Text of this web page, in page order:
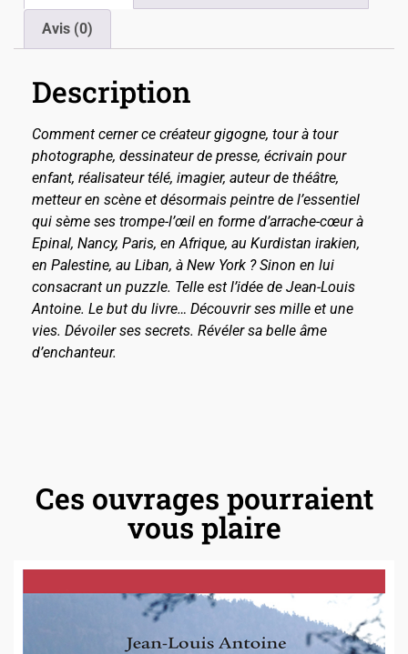
Avis (0)
Description
Comment cerner ce créateur gigogne, tour à tour
photographe, dessinateur de presse, écrivain pour
enfant, réalisateur télé, imagier, auteur de théâtre,
metteur en scène et désormais peintre de l’essentiel
qui sème ses trompe-l’œil en forme d’arrache-cœur à
Epinal, Nancy, Paris, en Afrique, au Kurdistan irakien,
en Palestine, au Liban, à New York ? Sinon en lui
consacrant un puzzle. Telle est l’idée de Jean-Louis
Antoine. Le but du livre… Découvrir ses mille et une
vies. Dévoiler ses secrets. Révéler sa belle âme
d’enchanteur.
Ces ouvrages pourraient
vous plaire